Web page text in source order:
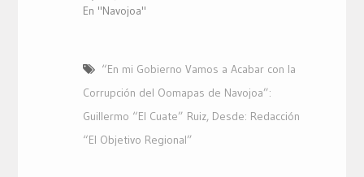
En "Navojoa"
“En mi Gobierno Vamos a Acabar con la
Corrupción del Oomapas de Navojoa”:
Guillermo “El Cuate” Ruiz, Desde: Redacción
“El Objetivo Regional”